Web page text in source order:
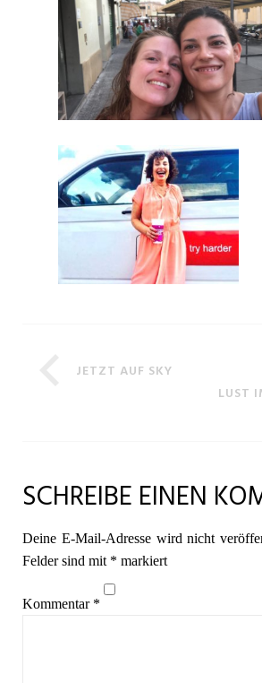
JETZT AUF SKY
LUST
SCHREIBE EINEN
Deine E-Mail-Adresse wird nicht
Felder sind mit * markiert
Kommentar *